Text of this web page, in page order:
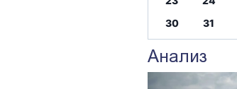
30
31
Анализ